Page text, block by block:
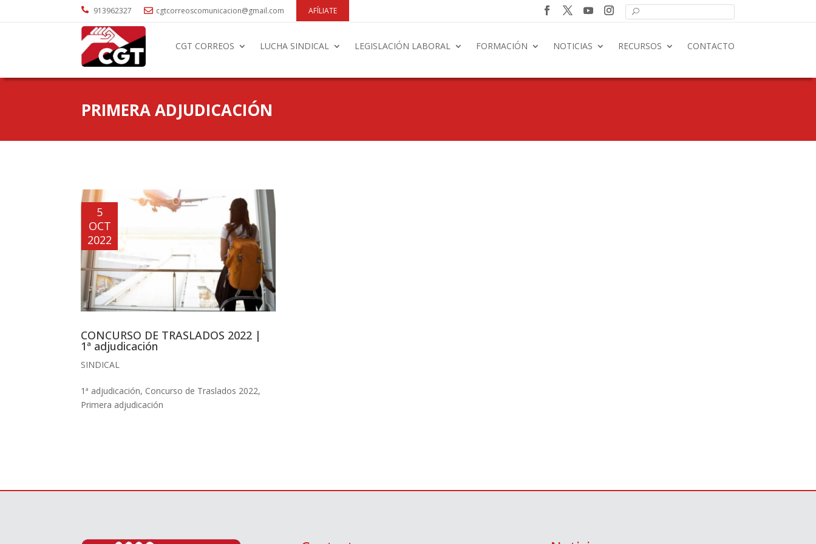
 913962327  cgtcorreoscomunicacion@gmail.com AFÍLIATE
CGT CORREOS LUCHA SINDICAL LEGISLACIÓN LABORAL FORMACIÓN NOTICIAS RECURSOS CONTACTO
PRIMERA ADJUDICACIÓN
CONCURSO DE TRASLADOS 2022 |
1ª adjudicación
5
OCT
2022
SINDICAL
1ª adjudicación, Concurso de Traslados 2022,
Primera adjudicación